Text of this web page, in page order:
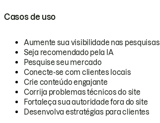
Casos de uso
Aumente sua visibilidade nas pesquisas
Seja recomendado pela IA
Pesquise seu mercado
Conecte-se com clientes locais
Crie conteúdo engajante
Corrija problemas técnicos do site
Fortaleça sua autoridade fora do site
Desenvolva estratégias para clientes